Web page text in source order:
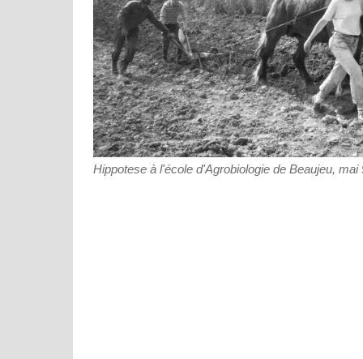
Hippotese à l'école d'Agrobiologie de Beaujeu, mai